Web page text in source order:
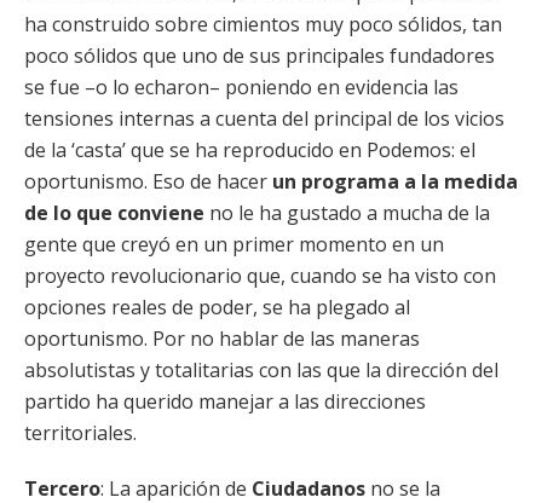
ha construido sobre cimientos muy poco sólidos, tan
poco sólidos que uno de sus principales fundadores
se fue –o lo echaron– poniendo en evidencia las
tensiones internas a cuenta del principal de los vicios
de la ‘casta’ que se ha reproducido en Podemos: el
oportunismo. Eso de hacer un programa a la medida
de lo que conviene no le ha gustado a mucha de la
gente que creyó en un primer momento en un
proyecto revolucionario que, cuando se ha visto con
opciones reales de poder, se ha plegado al
oportunismo. Por no hablar de las maneras
absolutistas y totalitarias con las que la dirección del
partido ha querido manejar a las direcciones
territoriales.
Tercero: La aparición de Ciudadanos no se la